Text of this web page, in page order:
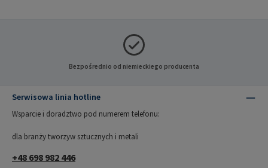
Bezpośrednio od niemieckiego producenta
Serwisowa linia hotline
Wsparcie i doradztwo pod numerem telefonu:
dla branży tworzyw sztucznych i metali
+48 698 982 446